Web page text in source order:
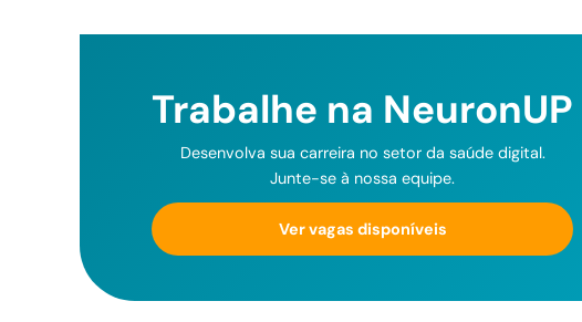
Trabalhe na NeuronUP
Desenvolva sua carreira no setor da saúde digital.
Junte-se à nossa equipe.
Ver vagas disponíveis